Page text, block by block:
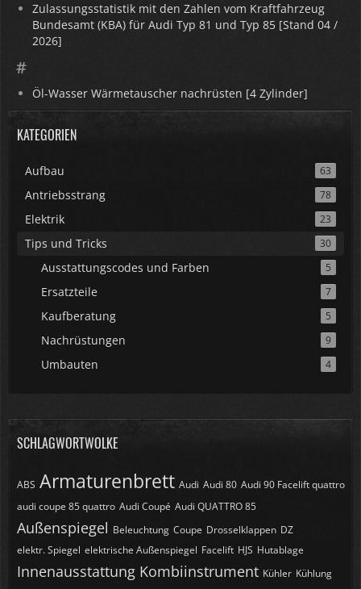
Zulassungsstatistik mit den Zahlen vom Kraftfahrzeug
Bundesamt (KBA) für Audi Typ 81 und Typ 85 [Stand 04 /
2026]
#
Öl-Wasser Wärmetauscher nachrüsten [4 Zylinder]
KATEGORIEN
Aufbau 63
Antriebsstrang 78
Elektrik 23
Tips und Tricks 30
Ausstattungscodes und Farben 5
Ersatzteile 7
Kaufberatung 5
Nachrüstungen 9
Umbauten 4
SCHLAGWORTWOLKE
ABS Armaturenbrett Audi Audi 80 Audi 90 Facelift quattro
audi coupe 85 quattro Audi Coupé Audi QUATTRO 85
Außenspiegel Beleuchtung Coupe Drosselklappen DZ
elektr. Spiegel elektrische Außenspiegel Facelift HJS Hutablage
Innenausstattung Kombiinstrument Kühler Kühlung